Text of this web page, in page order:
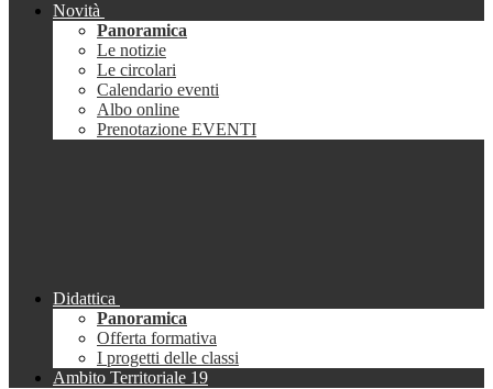
Novità
Panoramica
Le notizie
Le circolari
Calendario eventi
Albo online
Prenotazione EVENTI
Didattica
Panoramica
Offerta formativa
I progetti delle classi
Ambito Territoriale 19